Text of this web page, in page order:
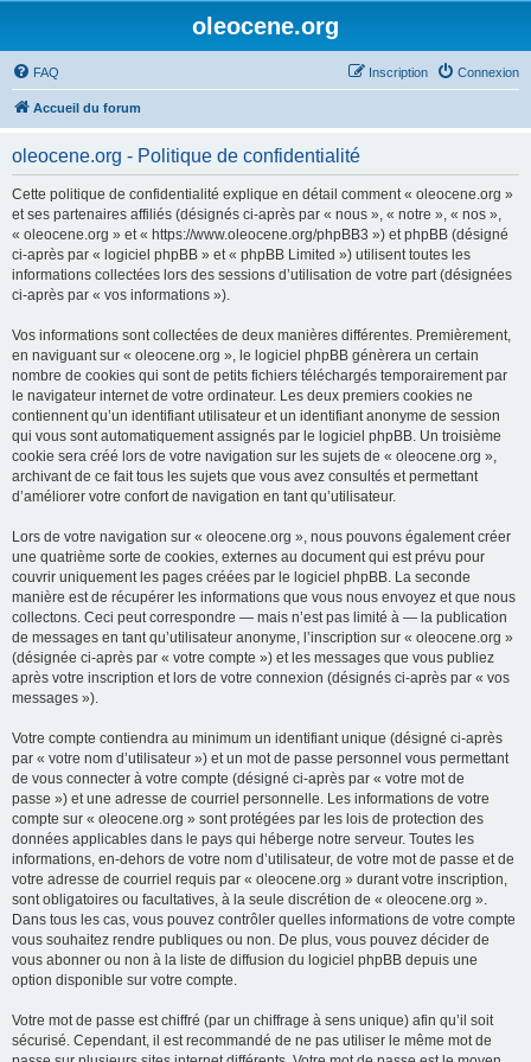
oleocene.org
FAQ Connexion
Inscription
Accueil du forum
oleocene.org - Politique de confidentialité
Cette politique de confidentialité explique en détail comment « oleocene.org »
et ses partenaires affiliés (désignés ci-après par « nous », « notre », « nos »,
« oleocene.org » et « https://www.oleocene.org/phpBB3 ») et phpBB (désigné
ci-après par « logiciel phpBB » et « phpBB Limited ») utilisent toutes les
informations collectées lors des sessions d’utilisation de votre part (désignées
ci-après par « vos informations »).
Vos informations sont collectées de deux manières différentes. Premièrement,
en naviguant sur « oleocene.org », le logiciel phpBB génèrera un certain
nombre de cookies qui sont de petits fichiers téléchargés temporairement par
le navigateur internet de votre ordinateur. Les deux premiers cookies ne
contiennent qu’un identifiant utilisateur et un identifiant anonyme de session
qui vous sont automatiquement assignés par le logiciel phpBB. Un troisième
cookie sera créé lors de votre navigation sur les sujets de « oleocene.org »,
archivant de ce fait tous les sujets que vous avez consultés et permettant
d’améliorer votre confort de navigation en tant qu’utilisateur.
Lors de votre navigation sur « oleocene.org », nous pouvons également créer
une quatrième sorte de cookies, externes au document qui est prévu pour
couvrir uniquement les pages créées par le logiciel phpBB. La seconde
manière est de récupérer les informations que vous nous envoyez et que nous
collectons. Ceci peut correspondre — mais n’est pas limité à — la publication
de messages en tant qu’utilisateur anonyme, l’inscription sur « oleocene.org »
(désignée ci-après par « votre compte ») et les messages que vous publiez
après votre inscription et lors de votre connexion (désignés ci-après par « vos
messages »).
Votre compte contiendra au minimum un identifiant unique (désigné ci-après
par « votre nom d’utilisateur ») et un mot de passe personnel vous permettant
de vous connecter à votre compte (désigné ci-après par « votre mot de
passe ») et une adresse de courriel personnelle. Les informations de votre
compte sur « oleocene.org » sont protégées par les lois de protection des
données applicables dans le pays qui héberge notre serveur. Toutes les
informations, en-dehors de votre nom d’utilisateur, de votre mot de passe et de
votre adresse de courriel requis par « oleocene.org » durant votre inscription,
sont obligatoires ou facultatives, à la seule discrétion de « oleocene.org ».
Dans tous les cas, vous pouvez contrôler quelles informations de votre compte
vous souhaitez rendre publiques ou non. De plus, vous pouvez décider de
vous abonner ou non à la liste de diffusion du logiciel phpBB depuis une
option disponible sur votre compte.
Votre mot de passe est chiffré (par un chiffrage à sens unique) afin qu’il soit
sécurisé. Cependant, il est recommandé de ne pas utiliser le même mot de